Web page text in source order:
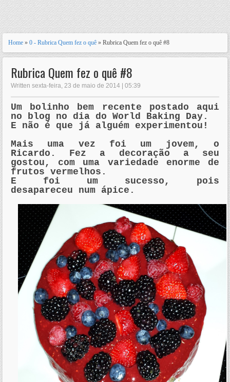
Home » 0 - Rubrica Quem fez o quê » Rubrica Quem fez o quê #8
Rubrica Quem fez o quê #8
Written sexta-feira, 23 de maio de 2014 | 05:39
Um bolinho bem recente postado aqui
no blog no dia do World Baking Day.
E não é que já alguém experimentou!
Mais uma vez foi um jovem, o
Ricardo. Fez a decoração a seu
gostou, com uma variedade enorme de
frutos vermelhos.
E foi um sucesso, pois
desapareceu num ápice.